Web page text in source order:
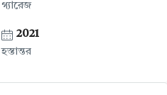
গ্যারেজ
2021
হস্তান্তর